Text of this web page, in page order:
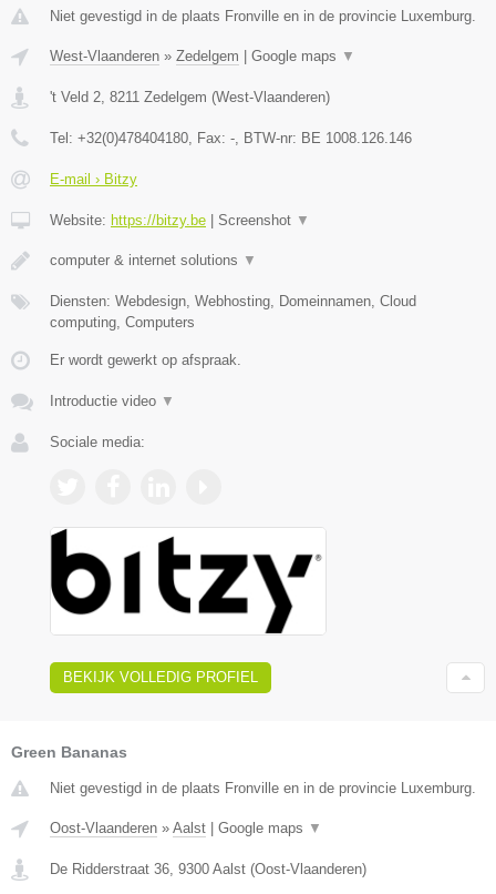
Niet gevestigd in de plaats Fronville en in de provincie Luxemburg.
West-Vlaanderen » Zedelgem | Google maps ▼
't Veld 2 8211 Zedelgem (West-Vlaanderen)
Tel: +32(0)478404180 , Fax: - , BTW-nr: BE 1008.126.146
E-mail › Bitzy
Website: https://bitzy.be | Screenshot ▼
computer & internet solutions ▼
Diensten: Webdesign, Webhosting, Domeinnamen, Cloud
computing, Computers
Er wordt gewerkt op afspraak.
Introductie video ▼
Sociale media:
BEKIJK VOLLEDIG PROFIEL
Green Bananas
Niet gevestigd in de plaats Fronville en in de provincie Luxemburg.
Oost-Vlaanderen » Aalst Google maps ▼
De Ridderstraat 36 9300 Aalst (Oost-Vlaanderen)